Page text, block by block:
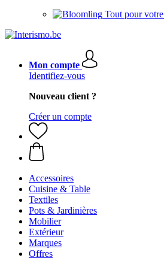
Tout pour
Mon compte
Identifiez-vous
Nouveau client ?
Créer un compte
Accessoires
Cuisine & Table
Textiles
Pots & Jardinières
Mobilier
Extérieur
Marques
Offres